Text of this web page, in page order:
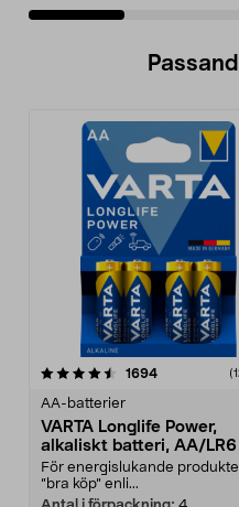
1694recensioner
AA-batterier
VARTA Longlife Power,
alkaliskt batteri, AA/LR6
För energislukande
”bra köp” enli...